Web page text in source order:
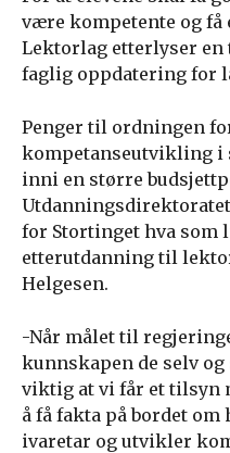
være kompetente og
Lektorlag etterlyser
faglig oppdatering for
Penger til ordningen
kompetanseutvikling i
inni en større
for Stortinget hva som
etterutdanning til
Helgesen.
-Når målet til
kunnskapen de selv
viktig at vi får et tilsyn
å få fakta på bordet
ivaretar og utvikler